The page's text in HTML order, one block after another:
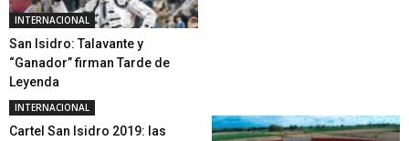
INTERNACIONAL
San Isidro: Talavante y
“Ganador” firman Tarde de
Leyenda
INTERNACIONAL
Cartel San Isidro 2019: las